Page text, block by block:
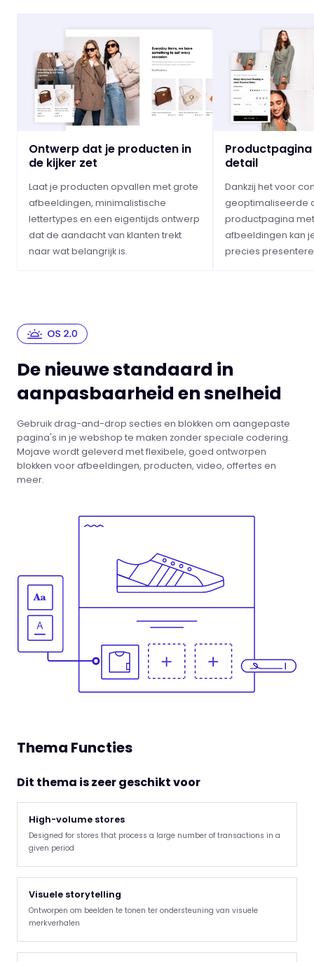
Ontwerp dat je producten in
de kijker zet
Laat je producten opvallen met grote
afbeeldingen, minimalistische
lettertypes en een eigentijds ontwerp
dat de aandacht van klanten trekt
naar wat belangrijk is.
detail
Dankzij het voor
geoptimaliseerde
productpagina
afbeeldingen kan
precies
De nieuwe standaard in
aanpasbaarheid en snelheid
Gebruik drag-and-drop secties en blokken om aangepaste
pagina's in je webshop te maken zonder speciale codering.
Mojave wordt geleverd met flexibele, goed ontworpen
blokken voor afbeeldingen, producten, video, offertes en
meer.
Thema Functies
Dit thema is zeer geschikt voor
High-volume stores
Designed for stores that process a large number of transactions in a
given period
Visuele storytelling
Ontworpen om beelden te tonen ter ondersteuning van visuele
merkverhalen